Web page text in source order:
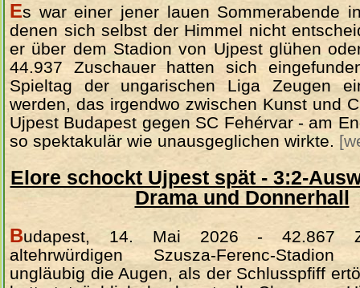
Es war einer jener lauen Sommerabende
denen sich selbst der Himmel nicht
er über dem Stadion von Ujpest glühen
44.937 Zuschauer hatten sich
Spieltag der ungarischen Liga Zeugen
werden, das irgendwo zwischen Kunst und
Ujpest Budapest gegen SC Fehérvar - am
so spektakulär wie unausgeglichen wirkte.
Elore schockt Ujpest spät - 3:2-
Drama und Donnerhall
Budapest, 14. Mai 2026 - 42.867
altehrwürdigen Szusza-Ferenc-
ungläubig die Augen, als der Schlusspfiff